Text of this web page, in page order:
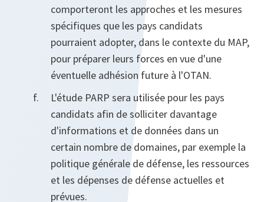
comporteront les approches et les mesures
spécifiques que les pays candidats
pourraient adopter, dans le contexte du MAP,
pour préparer leurs forces en vue d'une
éventuelle adhésion future à l'OTAN.
L'étude PARP sera utilisée pour les pays
candidats afin de solliciter davantage
d'informations et de données dans un
certain nombre de domaines, par exemple la
politique générale de défense, les ressources
et les dépenses de défense actuelles et
prévues.